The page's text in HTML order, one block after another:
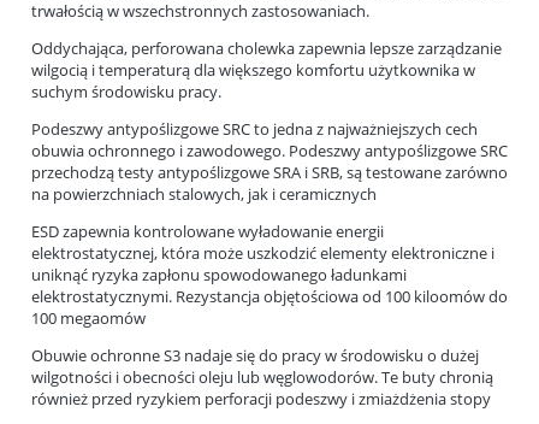
trwałością w wszechstronnych zastosowaniach.
Oddychająca, perforowana cholewka zapewnia lepsze zarządzanie
wilgocią i temperaturą dla większego komfortu użytkownika w
suchym środowisku pracy.
Podeszwy antypoślizgowe SRC to jedna z najważniejszych cech
obuwia ochronnego i zawodowego. Podeszwy antypoślizgowe SRC
przechodzą testy antypoślizgowe SRA i SRB, są testowane zarówno
na powierzchniach stalowych, jak i ceramicznych
ESD zapewnia kontrolowane wyładowanie energii
elektrostatycznej, która może uszkodzić elementy elektroniczne i
uniknąć ryzyka zapłonu spowodowanego ładunkami
elektrostatycznymi. Rezystancja objętościowa od 100 kiloomów do
100 megaomów
Obuwie ochronne S3 nadaje się do pracy w środowisku o dużej
wilgotności i obecności oleju lub węglowodorów. Te buty chronią
również przed ryzykiem perforacji podeszwy i zmiażdżenia stopy